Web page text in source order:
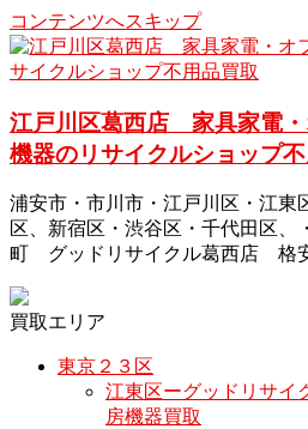
コンテンツへスキップ
江戸川区葛西店 家具家電・
機器のリサイクルショップ
浦安市・市川市・江戸川区・江東
区、新宿区・渋谷区・千代田区、
町 グッドリサイクル葛西店 格
買取エリア
東京２３区
江東区ーグッドリサイ
房機器買取